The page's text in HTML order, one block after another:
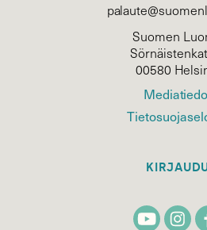
Suomen
00580